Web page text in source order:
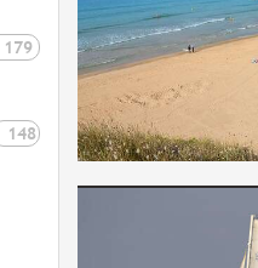
179
148